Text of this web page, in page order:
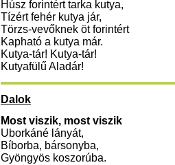
Húsz forintért tarka kutya,
Tízért fehér kutya jár,
Törzs-vevőknek öt forintért
Kapható a kutya már.
Kutya-tár! Kutya-tár!
Kutyafülű Aladár!
Dalok
Most viszik, most viszik
Uborkáné lányát,
Bíborba, bársonyba,
Gyöngyös koszorúba.